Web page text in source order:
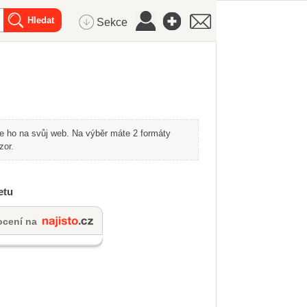
Sekce
ho na svůj web. Na výběr máte 2 formáty
na